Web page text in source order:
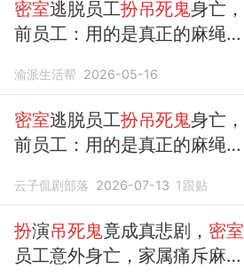
密室逃脱员工扮吊死鬼身亡，
前员工：用的是真正的麻绳，
渝派生活帮 2026-05-16
密室逃脱员工扮吊死鬼身亡，
前员工：用的是真正的麻绳，
榜同行时#
云子侃剧部落 2026-07-13 1 跟贴
扮演吊死鬼竟成真悲剧， 密室
员工意外身亡，家属痛斥麻绳